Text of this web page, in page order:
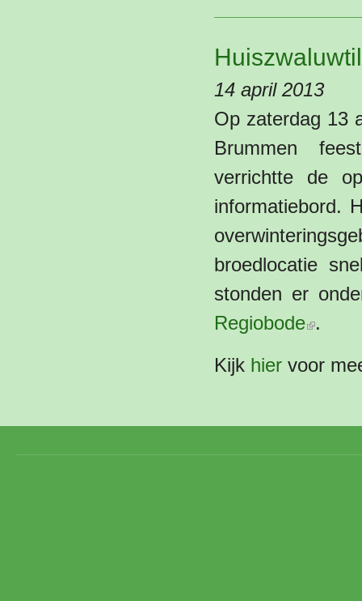
14 april 2013
Op zaterdag 13
Brummen
verrichtte de
informatiebord.
broedlocatie
stonden er
Regiobode .
Kijk hier voor